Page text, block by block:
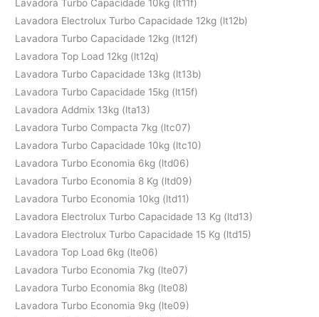
Lavadora Turbo Capacidade 10kg (lt11f)
Lavadora Electrolux Turbo Capacidade 12kg (lt12b)
Lavadora Turbo Capacidade 12kg (lt12f)
Lavadora Top Load 12kg (lt12q)
Lavadora Turbo Capacidade 13kg (lt13b)
Lavadora Turbo Capacidade 15kg (lt15f)
Lavadora Addmix 13kg (lta13)
Lavadora Turbo Compacta 7kg (ltc07)
Lavadora Turbo Capacidade 10kg (ltc10)
Lavadora Turbo Economia 6kg (ltd06)
Lavadora Turbo Economia 8 Kg (ltd09)
Lavadora Turbo Economia 10kg (ltd11)
Lavadora Electrolux Turbo Capacidade 13 Kg (ltd13)
Lavadora Electrolux Turbo Capacidade 15 Kg (ltd15)
Lavadora Top Load 6kg (lte06)
Lavadora Turbo Economia 7kg (lte07)
Lavadora Turbo Economia 8kg (lte08)
Lavadora Turbo Economia 9kg (lte09)